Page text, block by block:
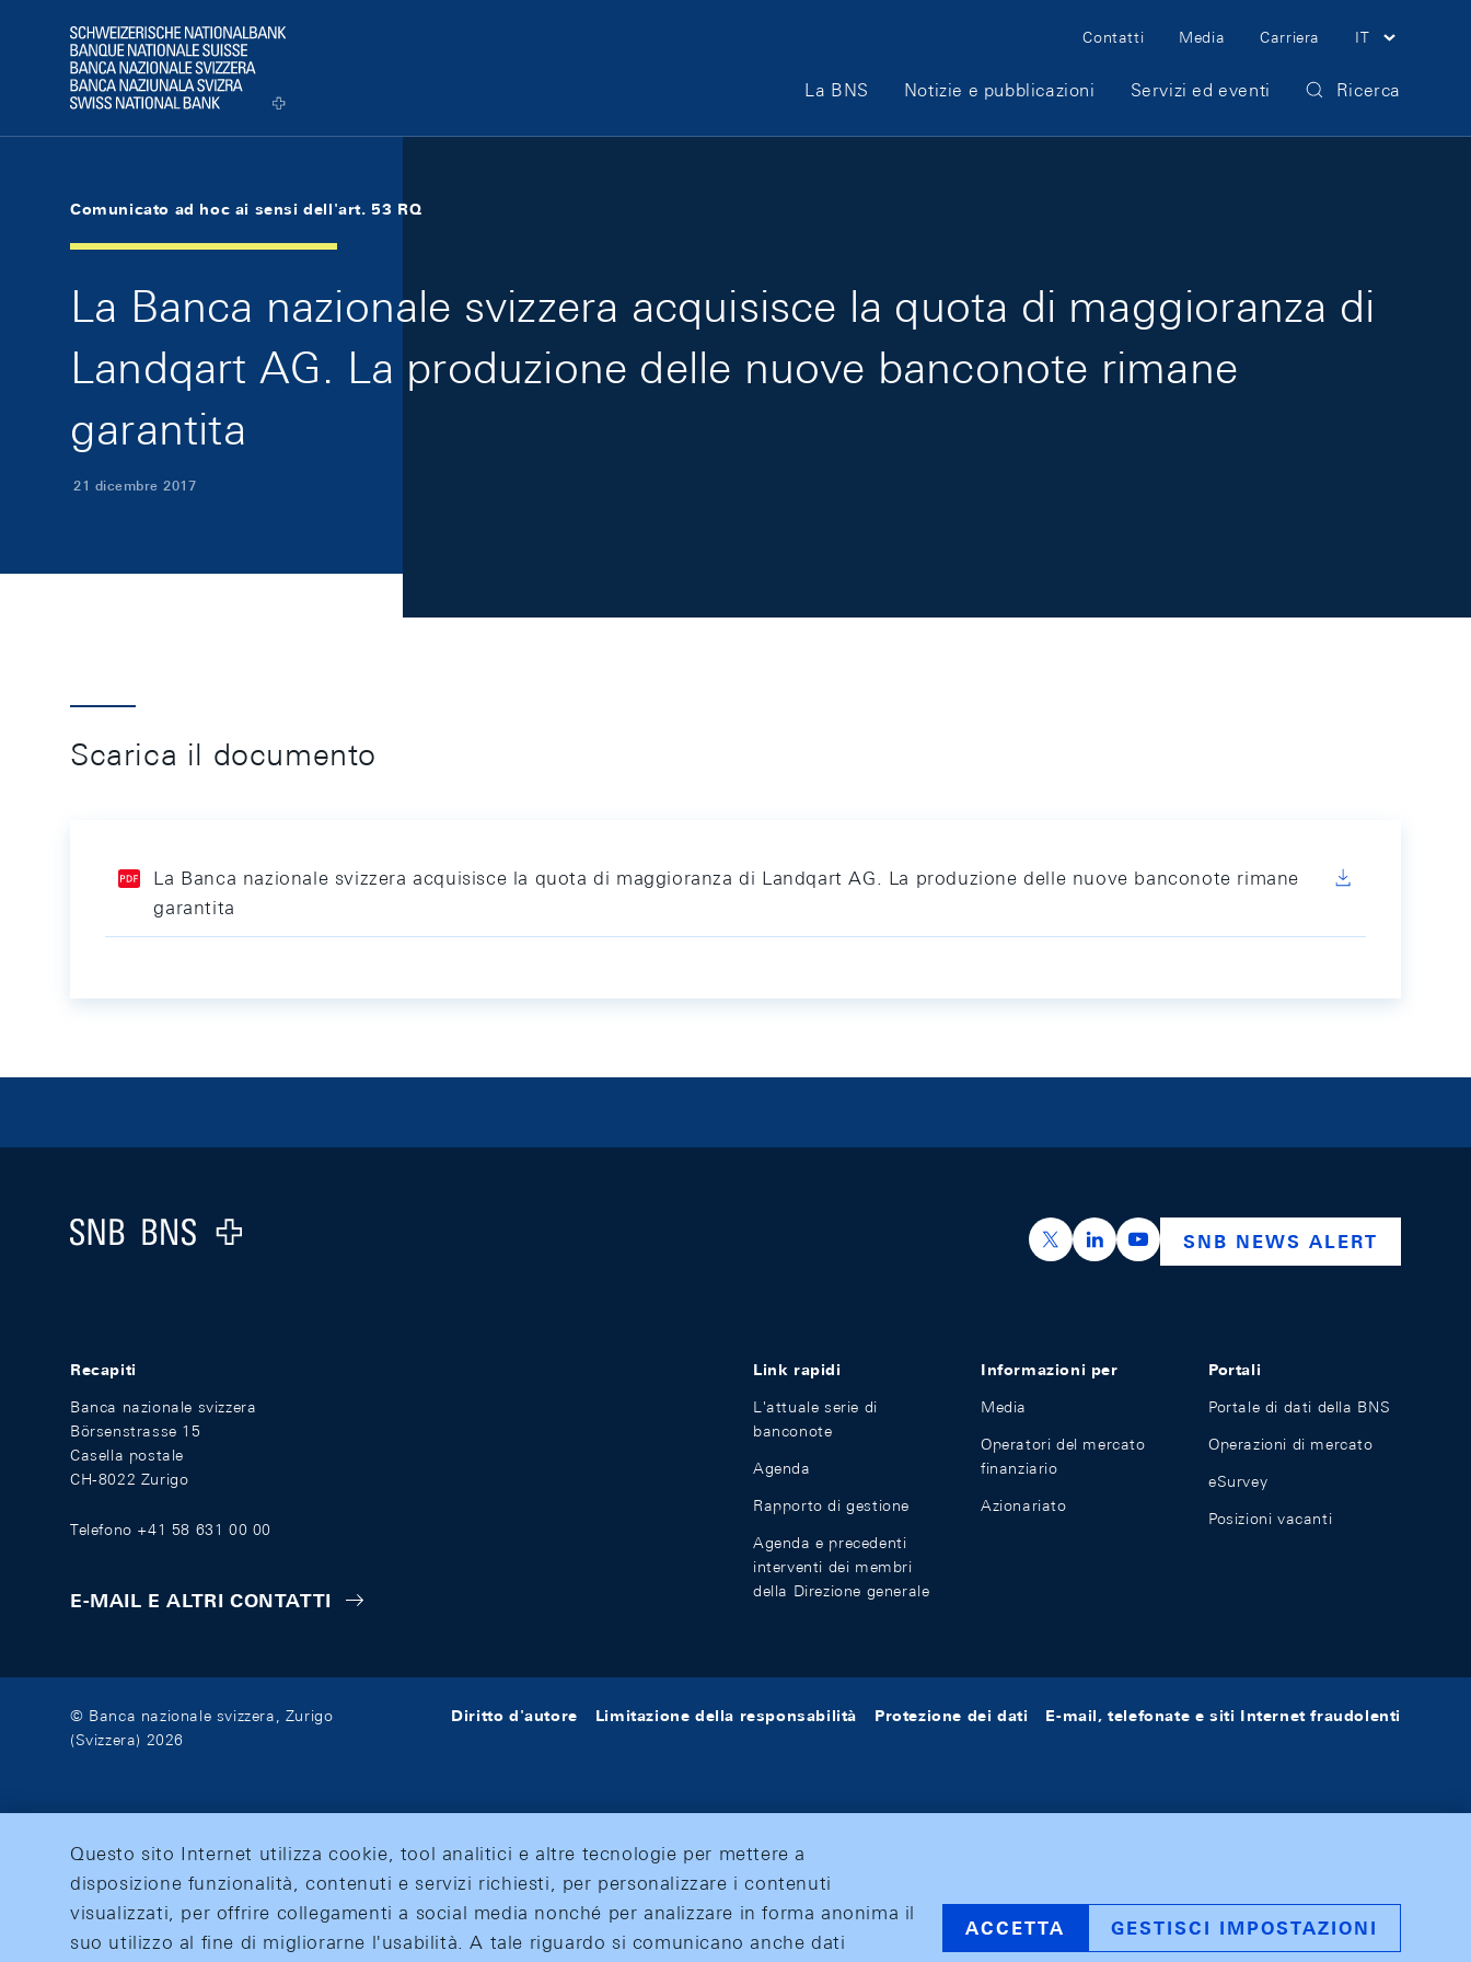
Logo
Meta Navigation
Contatti Media Carriera IT
Main Navigation
La BNS Notizie e pubblicazioni Servizi ed eventi Ricerca
Comunicato ad hoc ai sensi dell'art. 53 RQ
La Banca nazionale svizzera acquisisce la quota di maggioranza di
Landqart AG. La produzione delle nuove banconote rimane
garantita
21 dicembre 2017
Scarica il documento
La Banca nazionale svizzera acquisisce la quota di maggioranza di Landqart AG. La produzione delle nuove banconote rimane
garantita
Logo
https://x.com/snb_bns
https://ch.linkedin.com/company/swiss-
https://www.youtube.com/
SNB NEWS ALERT
Recapiti
Banca nazionale svizzera
Börsenstrasse 15
Casella postale
CH-8022 Zurigo
Telefono +41 58 631 00 00
E-MAIL E ALTRI CONTATTI
Link rapidi
L'attuale serie di
banconote
Agenda
Rapporto di gestione
Agenda e precedenti
interventi dei membri
della Direzione generale
Informazioni per
Media
Operatori del mercato
finanziario
Azionariato
Portali
Portale di dati della BNS
Operazioni di mercato
eSurvey
Posizioni vacanti
© Banca nazionale svizzera, Zurigo
(Svizzera) 2026
Diritto d'autore Limitazione della responsabilità Protezione dei dati E-mail, telefonate e siti Internet fraudolenti
Questo sito Internet utilizza cookie, tool analitici e altre tecnologie per mettere a
disposizione funzionalità, contenuti e servizi richiesti, per personalizzare i contenuti
visualizzati, per offrire collegamenti a social media nonché per analizzare in forma anonima il
suo utilizzo al fine di migliorarne l'usabilità. A tale riguardo si comunicano anche dati
ACCETTA GESTISCI IMPOSTAZIONI